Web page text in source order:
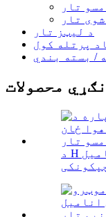
مسو تار
تار
د لیټز تار
پرتله کول
/ بسته بندي
محصولات
د H ټولګي (180) د ځان سره تړلی انامیل